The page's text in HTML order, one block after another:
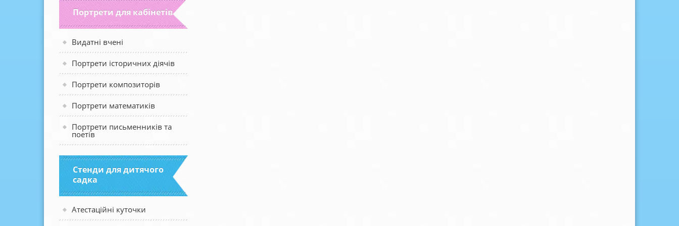
Портрети для кабінетів
Видатні вчені
Портрети історичних діячів
Портрети композиторів
Портрети математиків
Портрети письменників та
поетів
Стенди для дитячого
садка
Атестаційні куточки